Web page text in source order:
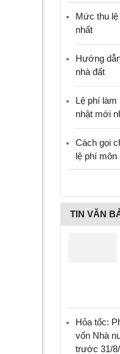
Mức thu
nhất
Hướng
nhà đất
Lệ phí làm
nhật mới
Cách gọi
lệ phí môn
TIN VĂN
Hỏa tốc:
vốn Nhà
trước 31/